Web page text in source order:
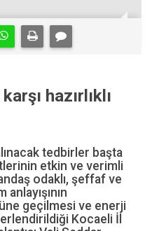
hazırlıklı
tedbirler başta
etkin ve verimli
odaklı, şeffaf ve
geçilmesi ve enerji
Kocaeli İl